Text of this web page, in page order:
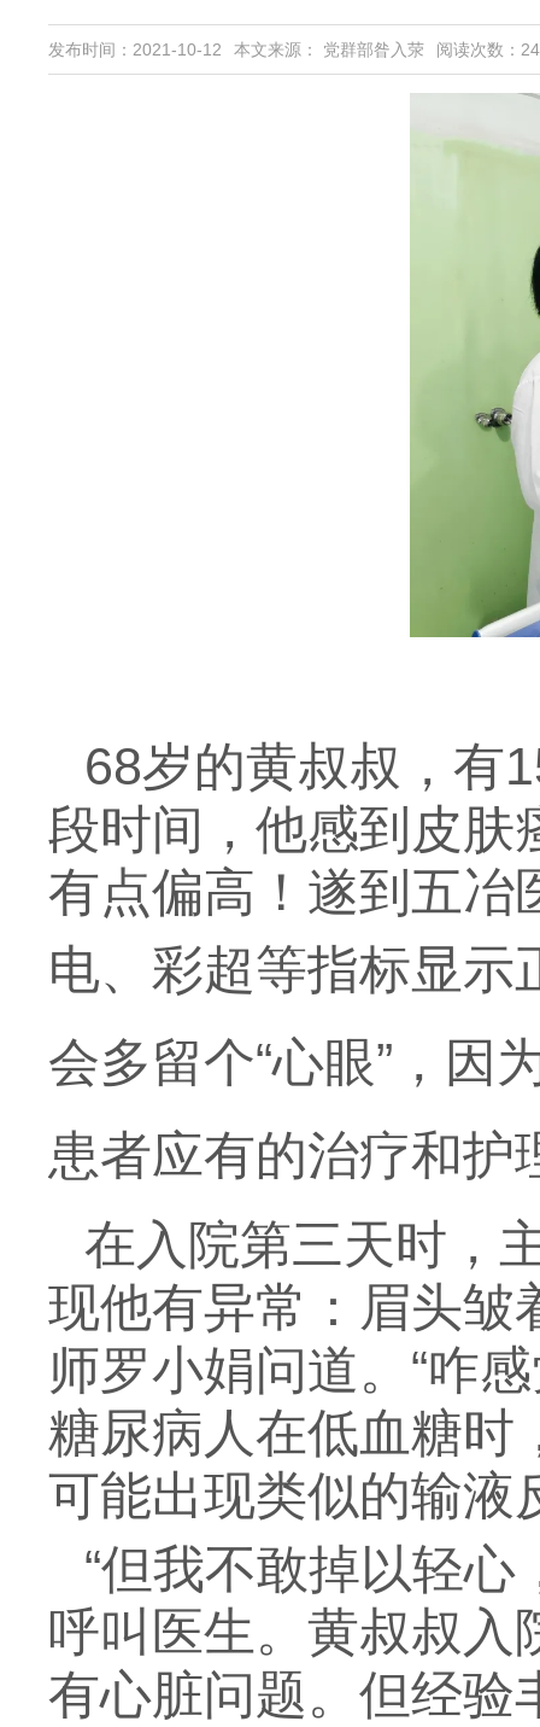
发布时间：2021-10-12 本文来源： 党群部昝入荥 阅读次数：
68岁的黄叔叔，有
段时间，他感到皮肤
有点偏高！遂到五冶
电、彩超等指标显示
会多留个“心眼”，因
患者应有的治疗和护
在入院第三天时，
现他有异常：眉头皱
师罗小娟问道。“咋
糖尿病人在低血糖时
可能出现类似的输液
“但我不敢掉以轻
呼叫医生。黄叔叔入
有心脏问题。但经验